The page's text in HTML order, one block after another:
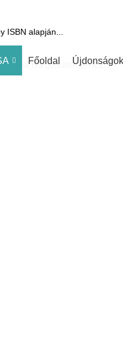
Főoldal Újdonságok
megtekintéséhez.